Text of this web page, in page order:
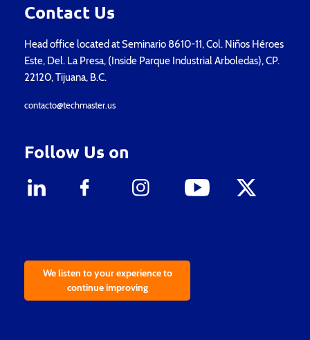
Contact Us
Head office located at Seminario 8610-11, Col. Niños Héroes
Este, Del. La Presa, (Inside Parque Industrial Arboledas), CP.
22120, Tijuana, B.C.
contacto@techmaster.us
Follow Us on
We listen to your experience to
continue improving